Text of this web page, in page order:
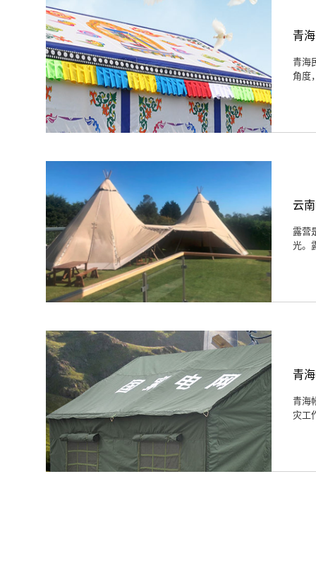
青
青海
角度
云
露营
光。
青
青海
灾工